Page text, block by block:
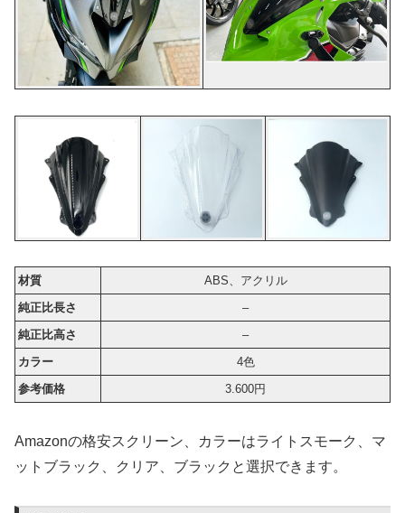
材質
ABS、アクリル
純正比長さ
–
純正比高さ
–
カラー
4色
参考価格
3.600円
Amazonの格安スクリーン、カラーはライトスモーク、マ
ットブラック、クリア、ブラックと選択できます。